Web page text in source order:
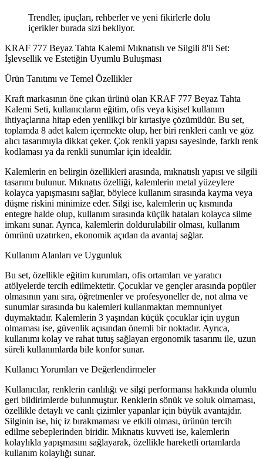
Trendler, ipuçları, rehberler ve yeni fikirlerle dolu
içerikler burada sizi bekliyor.
KRAF 777 Beyaz Tahta Kalemi Mıknatıslı ve Silgili 8'li Set:
İşlevsellik ve Estetiğin Uyumlu Buluşması
Ürün Tanıtımı ve Temel Özellikler
Kraft markasının öne çıkan ürünü olan KRAF 777 Beyaz Tahta
Kalemi Seti, kullanıcıların eğitim, ofis veya kişisel kullanım
ihtiyaçlarına hitap eden yenilikçi bir kırtasiye çözümüdür. Bu set,
toplamda 8 adet kalem içermekte olup, her biri renkleri canlı ve göz
alıcı tasarımıyla dikkat çeker. Çok renkli yapısı sayesinde, farklı renk
kodlaması ya da renkli sunumlar için idealdir.
Kalemlerin en belirgin özellikleri arasında, mıknatıslı yapısı ve silgili
tasarımı bulunur. Mıknatıs özelliği, kalemlerin metal yüzeylere
kolayca yapışmasını sağlar, böylece kullanım sırasında kayma veya
düşme riskini minimize eder. Silgi ise, kalemlerin uç kısmında
entegre halde olup, kullanım sırasında küçük hataları kolayca silme
imkanı sunar. Ayrıca, kalemlerin doldurulabilir olması, kullanım
ömrünü uzatırken, ekonomik açıdan da avantaj sağlar.
Kullanım Alanları ve Uygunluk
Bu set, özellikle eğitim kurumları, ofis ortamları ve yaratıcı
atölyelerde tercih edilmektetir. Çocuklar ve gençler arasında popüler
olmasının yanı sıra, öğretmenler ve profesyoneller de, not alma ve
sunumlar sırasında bu kalemleri kullanmaktan memnuniyet
duymaktadır. Kalemlerin 3 yaşından küçük çocuklar için uygun
olmaması ise, güvenlik açısından önemli bir noktadır. Ayrıca,
kullanımı kolay ve rahat tutuş sağlayan ergonomik tasarımı ile, uzun
süreli kullanımlarda bile konfor sunar.
Kullanıcı Yorumları ve Değerlendirmeler
Kullanıcılar, renklerin canlılığı ve silgi performansı hakkında olumlu
geri bildirimlerde bulunmuştur. Renklerin sönük ve soluk olmaması,
özellikle detaylı ve canlı çizimler yapanlar için büyük avantajdır.
Silginin ise, hiç iz bırakmaması ve etkili olması, ürünün tercih
edilme sebeplerinden biridir. Mıknatıs kuvveti ise, kalemlerin
kolaylıkla yapışmasını sağlayarak, özellikle hareketli ortamlarda
kullanım kolaylığı sunar.